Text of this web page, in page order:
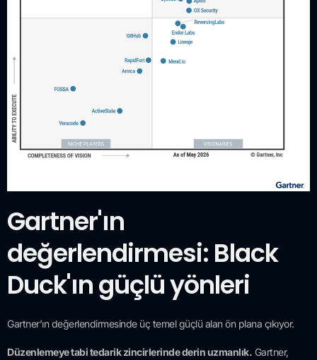
Gartner'ın
değerlendirmesi: Black
Duck'ın güçlü yönleri
Gartner’ın değerlendirmesinde üç temel güçlü alan ön plana çıkıyor.
Düzenlemeye tabi tedarik zincirlerinde derin uzmanlık. Gartner,